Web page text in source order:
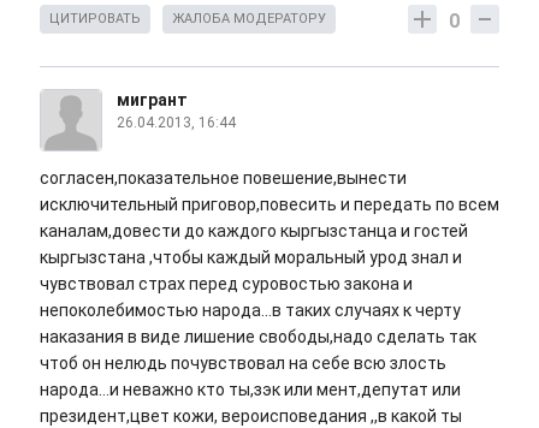
0
ЦИТИРОВАТЬ ЖАЛОБА МОДЕРАТОРУ
мигрант
26.04.2013, 16:44
согласен,показательное повешение,вынести
исключительный приговор,повесить и передать по всем
каналам,довести до каждого кыргызстанца и гостей
кыргызстана ,чтобы каждый моральный урод знал и
чувствовал страх перед суровостью закона и
непоколебимостью народа...в таких случаях к черту
наказания в виде лишение свободы,надо сделать так
чтоб он нелюдь почувствовал на себе всю злость
народа...и неважно кто ты,зэк или мент,депутат или
президент,цвет кожи, вероисповедания ,,в какой ты